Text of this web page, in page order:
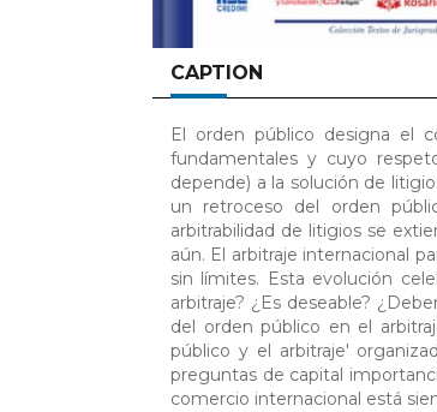
CAPTION
El orden público designa el
fundamentales y cuyo
depende) a la solución de
un retroceso del orden
arbitrabilidad de litigios se
aún. El arbitraje internacional
sin límites. Esta evolución
arbitraje? ¿Es deseable?
del orden público en el
público y el arbitraje'
preguntas de capital
comercio internacional está